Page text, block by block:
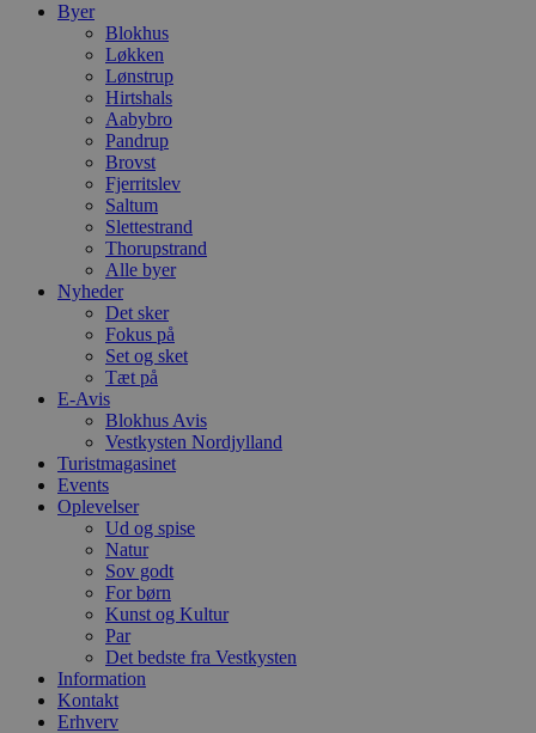
Byer
Blokhus
Løkken
Lønstrup
Hirtshals
Aabybro
Pandrup
Brovst
Fjerritslev
Saltum
Slettestrand
Thorupstrand
Alle byer
Nyheder
Det sker
Fokus på
Set og sket
Tæt på
E-Avis
Blokhus Avis
Vestkysten Nordjylland
Turistmagasinet
Events
Oplevelser
Ud og spise
Natur
Sov godt
For børn
Kunst og Kultur
Par
Det bedste fra Vestkysten
Information
Kontakt
Erhverv